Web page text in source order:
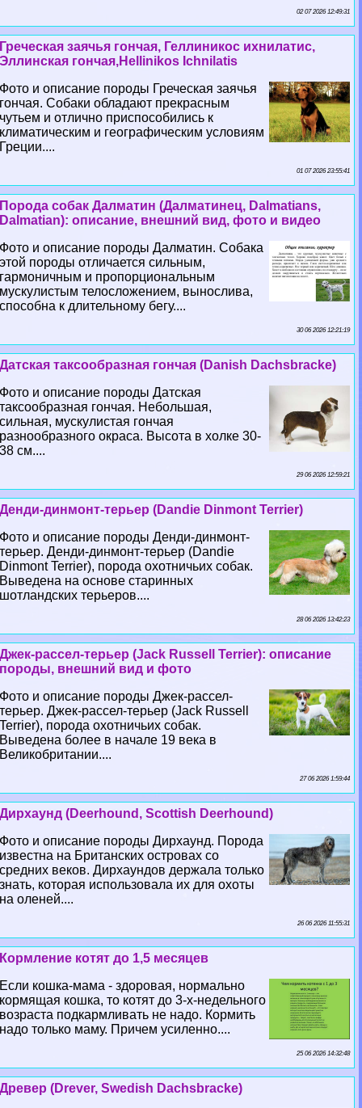
02 07 2026 12:49:31
Греческая заячья гончая, Геллиникос ихнилатис,
Эллинская гончая,Hellinikos Ichnilatis
Фото и описание породы Греческая заячья
гончая. Собаки обладают прекрасным
чутьем и отлично приспособились к
климатическим и географическим условиям
Греции....
01 07 2026 23:55:41
Порода собак Далматин (Далматинец, Dalmatians,
Dalmatian): описание, внешний вид, фото и видео
Фото и описание породы Далматин. Собака
этой породы отличается сильным,
гармоничным и пропорциональным
мускулистым телосложением, вынослива,
способна к длительному бегу....
30 06 2026 12:21:19
Датская таксообразная гончая (Danish Dachsbracke)
Фото и описание породы Датская
таксообразная гончая. Небольшая,
сильная, мускулистая гончая
разнообразного окраса. Высота в холке 30-
38 см....
29 06 2026 12:59:21
Денди-динмонт-терьер (Dandie Dinmont Terrier)
Фото и описание породы Денди-динмонт-
терьер. Денди-динмонт-терьер (Dandie
Dinmont Terrier), порода охотничьих собак.
Выведена на основе старинных
шотландских терьеров....
28 06 2026 13:42:23
Джек-рассел-терьер (Jack Russell Terrier): описание
породы, внешний вид и фото
Фото и описание породы Джек-рассел-
терьер. Джек-рассел-терьер (Jack Russell
Terrier), порода охотничьих собак.
Выведена более в начале 19 века в
Великобритании....
27 06 2026 1:59:44
Дирхаунд (Deerhound, Scottish Deerhound)
Фото и описание породы Дирхаунд. Порода
известна на Британских островах со
средних веков. Дирхаундов держала только
знать, которая использовала их для охоты
на оленей....
26 06 2026 11:55:31
Кормление котят до 1,5 месяцев
Если кошка-мама - здоровая, нормально
кормящая кошка, то котят до 3-х-недельного
возраста подкармливать не надо. Кормить
надо только маму. Причем усиленно....
25 06 2026 14:32:48
Древер (Drever, Swedish Dachsbracke)